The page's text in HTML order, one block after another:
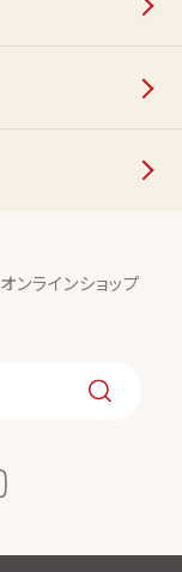
オンラインショップ